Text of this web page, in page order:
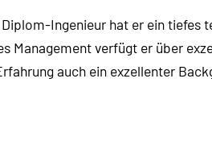
Ingenieur hat er ein tiefes
Management verfügt er über
auch ein exzellenter